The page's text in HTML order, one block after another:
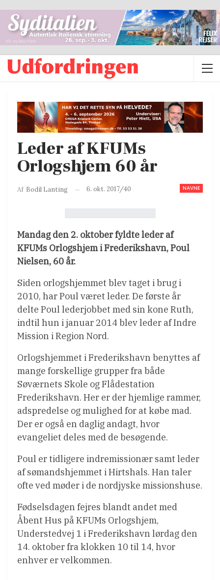
Leder af KFUMs
Orlogshjem 60 år
NAVNE
Af Bodil Lanting 6. okt. 2017/40
Mandag den 2. oktober fyldte leder af
KFUMs Orlogshjem i Frederikshavn, Poul
Nielsen, 60 år.
Siden orlogshjemmet blev taget i brug i
2010, har Poul været leder. De første år
delte Poul lederjobbet med sin kone Ruth,
indtil hun i januar 2014 blev leder af Indre
Mission i Region Nord.
Orlogshjemmet i Frederikshavn benyttes af
mange forskellige grupper fra både
Søværnets Skole og Flådestation
Frederikshavn. Her er der hjemlige rammer,
adspredelse og mulighed for at købe mad.
Der er også en daglig andagt, hvor
evangeliet deles med de besøgende.
Poul er tidligere indremissionær samt leder
af sømandshjemmet i Hirtshals. Han taler
ofte ved møder i de nordjyske missionshuse.
Fødselsdagen fejres blandt andet med
Åbent Hus på KFUMs Orlogshjem,
Understedvej 1 i Frederikshavn lørdag den
14. oktober fra klokken 10 til 14, hvor
enhver er velkommen.